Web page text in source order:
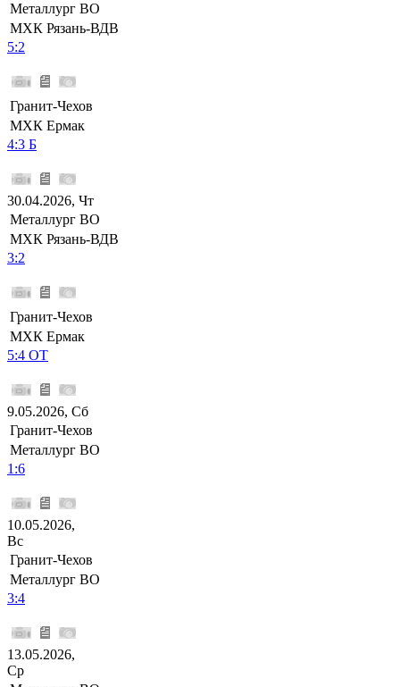
Металлург ВО
МХК Рязань-ВДВ
5:2
Гранит-Чехов
МХК Ермак
4:3 Б
30.04.2026, Чт
Металлург ВО
МХК Рязань-ВДВ
3:2
Гранит-Чехов
МХК Ермак
5:4 ОТ
9.05.2026, Сб
Гранит-Чехов
Металлург ВО
1:6
10.05.2026,
Вс
Гранит-Чехов
Металлург ВО
3:4
13.05.2026,
Ср